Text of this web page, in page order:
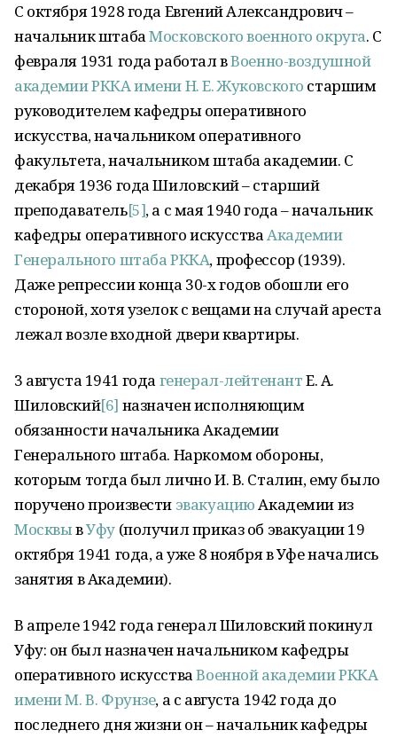
С октября 1928 года Евгений Александрович –
начальник штабаМосковского военного округа. С
февраля 1931 года работал вВоенно-воздушной
академии РККА имени Н. Е. Жуковского старшим
руководителем кафедры оперативного
искусства, начальником оперативного
факультета, начальником штаба академии. С
декабря 1936 года Шиловский – старший
преподаватель[5], а с мая 1940 года – начальник
кафедры оперативного искусстваАкадемии
Генерального штаба РККА, профессор (1939).
Даже репрессии конца 30-х годов обошли его
стороной, хотя узелок с вещами на случай ареста
лежал возле входной двери квартиры.
3 августа 1941 года генерал-лейтенантЕ. А.
Шиловский[6] назначен исполняющим
обязанности начальника Академии
Генерального штаба. Наркомом обороны,
которым тогда был лично И. В. Сталин, ему было
поручено произвести эвакуациюАкадемии из
МосквывУфу(получил приказ об эвакуации 19
октября 1941 года, а уже 8 ноября в Уфе начались
занятия в Академии).
В апреле 1942 года генерал Шиловский покинул
Уфу: он был назначен начальником кафедры
оперативного искусстваВоенной академии РККА
имени М. В. Фрунзе, а с августа 1942 года до
последнего дня жизни он – начальник кафедры